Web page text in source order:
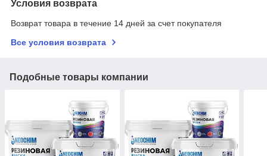
Условия возврата
Возврат товара в течение 14 дней за счет покупателя
Все условия возврата
Подобные товары компании